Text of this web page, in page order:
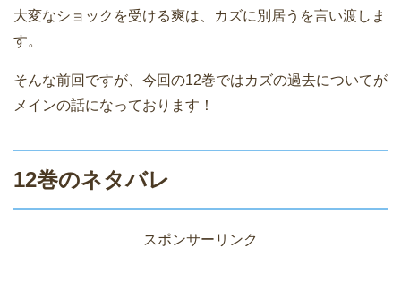
大変なショックを受ける爽は、カズに別居うを言い渡しま
す。
そんな前回ですが、今回の12巻ではカズの過去についてが
メインの話になっております！
12巻のネタバレ
スポンサーリンク